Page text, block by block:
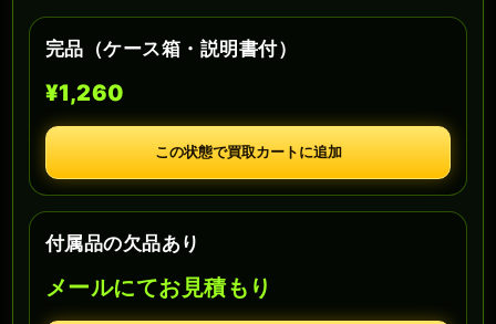
完品（ケース箱・説明書付）
¥1,260
この状態で買取カートに追加
付属品の欠品あり
メールにてお見積もり